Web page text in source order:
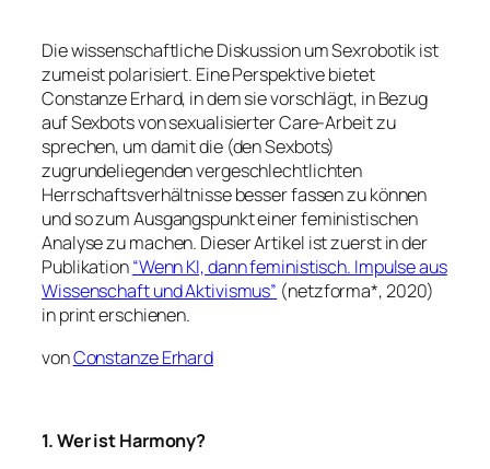
Die wissenschaftliche Diskussion um Sexrobotik ist
zumeist polarisiert. Eine Perspektive bietet
Constanze Erhard, in dem sie vorschlägt, in Bezug
auf Sexbots von sexualisierter Care-Arbeit zu
sprechen, um damit die (den Sexbots)
zugrundeliegenden vergeschlechtlichten
Herrschaftsverhältnisse besser fassen zu können
und so zum Ausgangspunkt einer feministischen
Analyse zu machen. Dieser Artikel ist zuerst in der
Publikation“Wenn KI, dann feministisch. Impulse aus
Wissenschaft und Aktivismus” (netzforma*, 2020)
in print erschienen.
vonConstanze Erhard
1. Wer ist Harmony?